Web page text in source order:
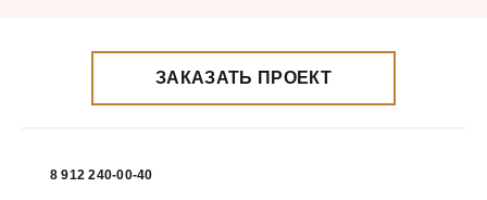
ЗАКАЗАТЬ ПРОЕКТ
8 912 240-00-40